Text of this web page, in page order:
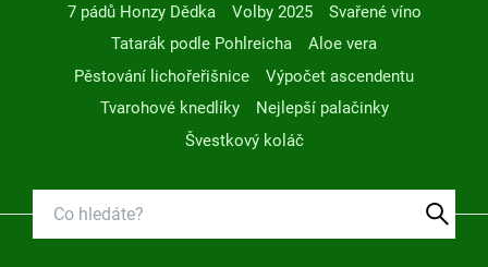
7 pádů Honzy Dědka
Volby 2025
Svařené víno
Tatarák podle Pohlreicha
Aloe vera
Pěstování lichořeřišnice
Výpočet ascendentu
Tvarohové knedlíky
Nejlepší palačinky
Švestkový koláč